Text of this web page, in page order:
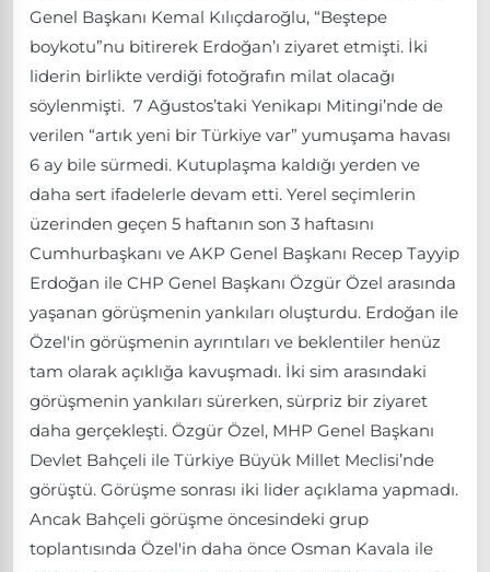
Genel Başkanı Kemal Kılıçdaroğlu, “Beştepe
boykotu”nu bitirerek Erdoğan’ı ziyaret etmişti. İki
liderin birlikte verdiği fotoğrafın milat olacağı
söylenmişti. 7 Ağustos’taki Yenikapı Mitingi’nde de
verilen “artık yeni bir Türkiye var” yumuşama havası
6 ay bile sürmedi. Kutuplaşma kaldığı yerden ve
daha sert ifadelerle devam etti. Yerel seçimlerin
üzerinden geçen 5 haftanın son 3 haftasını
Cumhurbaşkanı ve AKP Genel Başkanı Recep Tayyip
Erdoğan ile CHP Genel Başkanı Özgür Özel arasında
yaşanan görüşmenin yankıları oluşturdu. Erdoğan ile
Özel'in görüşmenin ayrıntıları ve beklentiler henüz
tam olarak açıklığa kavuşmadı. İki sim arasındaki
görüşmenin yankıları sürerken, sürpriz bir ziyaret
daha gerçekleşti. Özgür Özel, MHP Genel Başkanı
Devlet Bahçeli ile Türkiye Büyük Millet Meclisi’nde
görüştü. Görüşme sonrası iki lider açıklama yapmadı.
Ancak Bahçeli görüşme öncesindeki grup
toplantısında Özel'in daha önce Osman Kavala ile